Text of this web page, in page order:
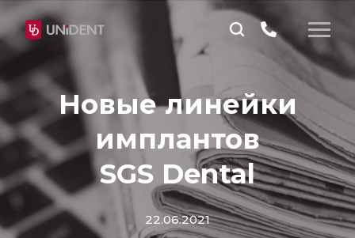
Новые линейки
имплантов
SGS Dental
22.06.2021